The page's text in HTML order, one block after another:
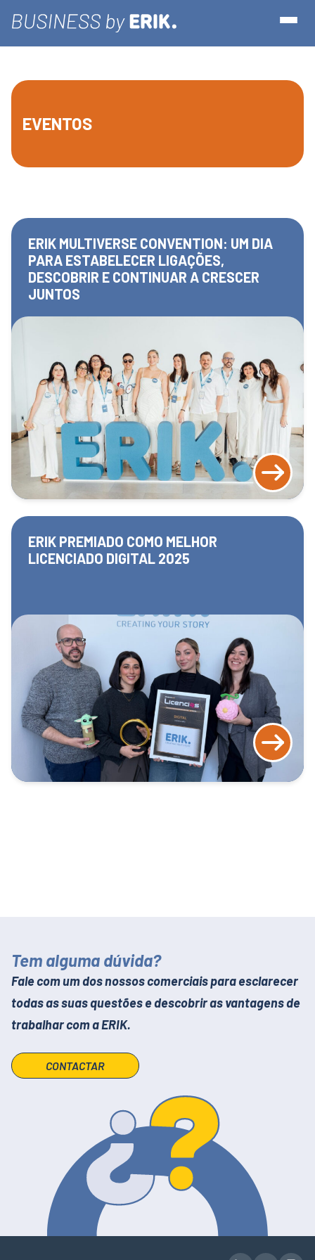
EVENTOS
ERIK MULTIVERSE CONVENTION: UM DIA
PARA ESTABELECER LIGAÇÕES,
DESCOBRIR E CONTINUAR A CRESCER
JUNTOS
ERIK PREMIADO COMO MELHOR
LICENCIADO DIGITAL 2025
Tem alguma dúvida?
Fale com um dos nossos comerciais para esclarecer
todas as suas questões e descobrir as vantagens de
trabalhar com a ERIK.
CONTACTAR